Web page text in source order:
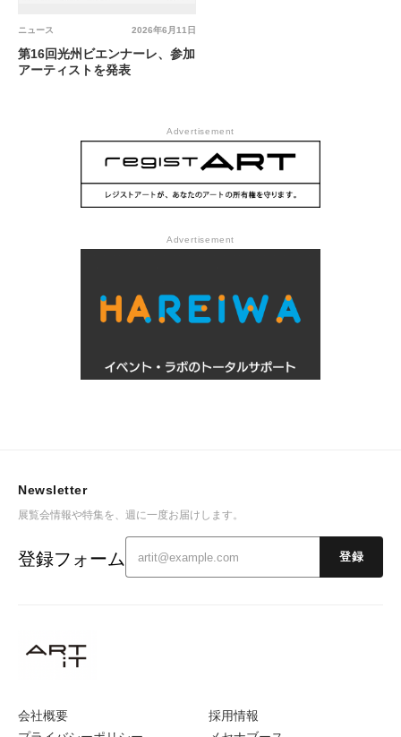
2026年6月11日
ニュース
第16回光州ビエンナーレ、参加
アーティストを発表
Advertisement
Advertisement
会社概要
採用情報
Newsletter
展覧会情報や特集を、週に一度お届けします。
登録フォーム 登録